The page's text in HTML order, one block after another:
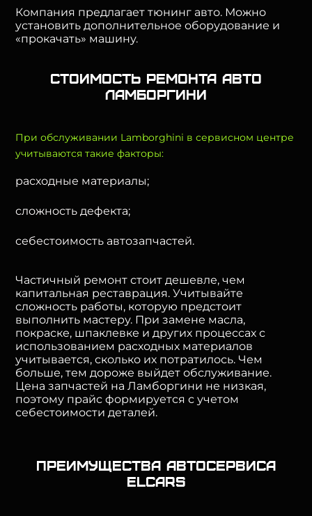
Компания предлагает тюнинг авто. Можно
установить дополнительное оборудование и
«прокачать» машину.
Стоимость ремонта авто
Ламборгини
При обслуживании Lamborghini в сервисном центре
учитываются такие факторы:
расходные материалы;
сложность дефекта;
себестоимость автозапчастей.
Частичный ремонт стоит дешевле, чем
капитальная реставрация. Учитывайте
сложность работы, которую предстоит
выполнить мастеру. При замене масла,
покраске, шпаклевке и других процессах с
использованием расходных материалов
учитывается, сколько их потратилось. Чем
больше, тем дороже выйдет обслуживание.
Цена запчастей на Ламборгини не низкая,
поэтому прайс формируется с учетом
себестоимости деталей.
Преимущества автосервиса
ElCars